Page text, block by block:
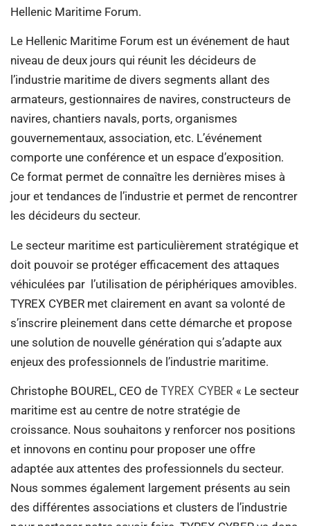
Hellenic Maritime Forum.
Le Hellenic Maritime Forum est un événement de haut
niveau de deux jours qui réunit les décideurs de
l’industrie maritime de divers segments allant des
armateurs, gestionnaires de navires, constructeurs de
navires, chantiers navals, ports, organismes
gouvernementaux, association, etc. L’événement
comporte une conférence et un espace d’exposition.
Ce format permet de connaître les dernières mises à
jour et tendances de l’industrie et permet de rencontrer
les décideurs du secteur.
Le secteur maritime est particulièrement stratégique et
doit pouvoir se protéger efficacement des attaques
véhiculées par l’utilisation de périphériques amovibles.
TYREX CYBER met clairement en avant sa volonté de
s’inscrire pleinement dans cette démarche et propose
une solution de nouvelle génération qui s’adapte aux
enjeux des professionnels de l’industrie maritime.
Christophe BOUREL, CEO de TYREX CYBER « Le secteur
maritime est au centre de notre stratégie de
croissance. Nous souhaitons y renforcer nos positions
et innovons en continu pour proposer une offre
adaptée aux attentes des professionnels du secteur.
Nous sommes également largement présents au sein
des différentes associations et clusters de l’industrie